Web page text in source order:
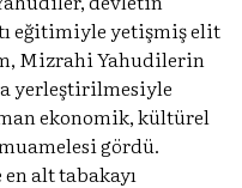
eğitimiyle yetişmiş elit
Mizrahi Yahudilerin
yerleştirilmesiyle
ekonomik, kültürel
gördü.
alt tabakayı